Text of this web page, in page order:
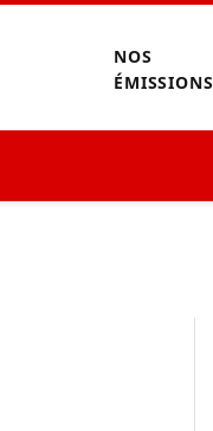
NOS
ÉMISSIONS